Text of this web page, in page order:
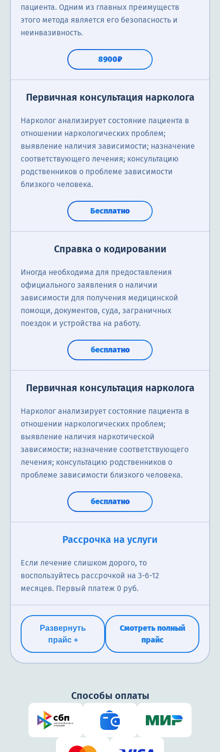
пациента. Одним из главных преимуществ
этого метода является его безопасность и
неинвазивность.
8900₽
Первичная консультация нарколога
Нарколог анализирует состояние пациента в
отношении наркологических проблем;
выявление наличия зависимости; назначение
соответствующего лечения; консультацию
родственников о проблеме зависимости
близкого человека.
Бесплатно
Справка о кодировании
Иногда необходима для предоставления
официального заявления о наличии
зависимости для получения медицинской
помощи, документов, суда, заграничных
поездок и устройства на работу.
бесплатно
Первичная консультация нарколога
Нарколог анализирует состояние пациента в
отношении наркологических проблем;
выявление наличия наркотической
зависимости; назначение соответствующего
лечения; консультацию родственников о
проблеме зависимости близкого человека.
бесплатно
Рассрочка на услуги
Если лечение слишком дорого, то
воспользуйтесь рассрочкой на 3-6-12
месяцев. Первый платеж 0 руб.
Развернуть
прайс +
Смотреть полный
прайс
Способы оплаты